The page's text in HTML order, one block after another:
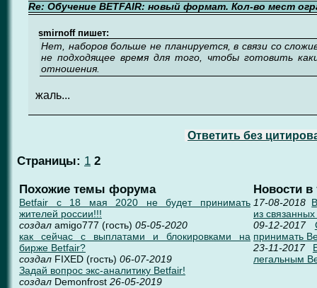
Re: Обучение BETFAIR: новый формат. Кол-во мест
smirnoff пишет:
Нет, наборов больше не планируется, в связи со
не подходящее время для того, чтобы готовить
отношения.
жаль...
Ответить без
Страницы: 1 2
Похожие темы форума
Betfair с 18 мая 2020 не будет принимать
жителей россии!!!
создал amigo777 (гость) 05-05-2020
как сейчас с выплатами и блокировками на
бирже Betfair?
создал FIXED (гость) 06-07-2019
Задай вопрос экс-аналитику Betfair!
создал Demonfrost 26-05-2019
Новости в
17-08-2018
из
09-12-2017
принимать
23-11-2017
легальным